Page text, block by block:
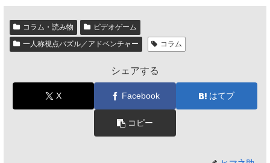
コラム・読み物
ビデオゲーム
一人称視点パズル／アドベンチャー
コラム
シェアする
X Facebook はてブ
コピー